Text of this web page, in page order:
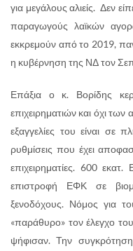
για μεγάλους αλιείς. Δεν
παραγωγούς λαϊκών
εκκρεμούν από το 2019,
η κυβέρνηση της ΝΔ τον
Επάξια ο κ. Βορίδης
επιχειρηματιών και όχι
εξαγγελίες του είναι σε
ρυθμίσεις που έχει
επιχειρηματίες. 600
επιστροφή ΕΦΚ σε
ξενοδόχους. Νόμος για
«παράθυρο» τον έλεγχο
ψήφισαν. Την